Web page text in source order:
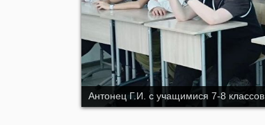
Антонец Г.И. с учащимися 7-8 классов